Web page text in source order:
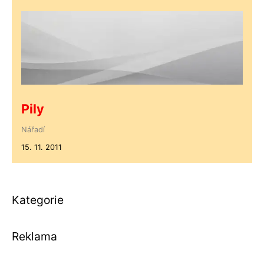
Pily
Nářadí
15. 11. 2011
Kategorie
Reklama